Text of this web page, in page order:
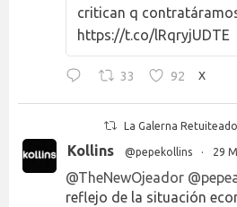
critican q
https://t.co/lRqryjUDTE
33 92 X
La Galerna Retuiteado
Kollins @pepekollins · 29
@TheNewOjeador
reflejo de la situación